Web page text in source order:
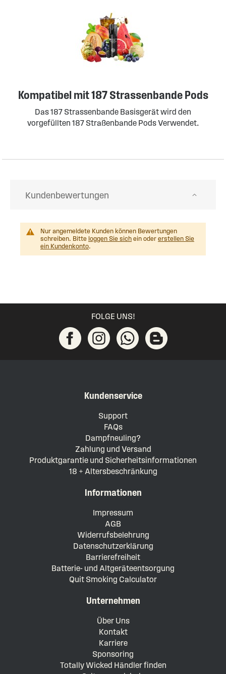
Kompatibel mit 187 Strassenbande Pods
Das 187 Strassenbande Basisgerät wird den
vorgefüllten 187 Straßenbande Pods Verwendet.
Kundenbewertungen
Nur angemeldete Kunden können Bewertungen
schreiben. Bitte loggen Sie sich ein oder erstellen Sie
ein Kundenkonto.
FOLGE UNS!
Kundenservice
Support
FAQs
Dampfneuling?
Zahlung und Versand
Produktgarantie und Sicherheitsinformationen
18 + Altersbeschränkung
Informationen
Impressum
AGB
Widerrufsbelehrung
Datenschutzerklärung
Barrierefreiheit
Batterie- und Altgeräteentsorgung
Quit Smoking Calculator
Unternehmen
Über Uns
Kontakt
Karriere
Sponsoring
Totally Wicked Händler finden